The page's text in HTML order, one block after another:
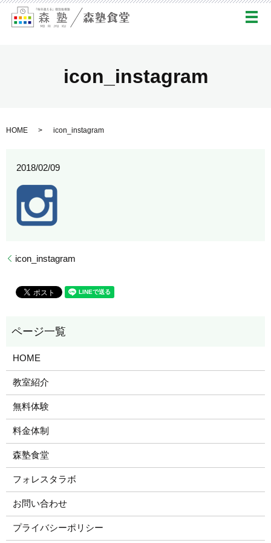
メ
icon_instagram
HOME icon_instagram
2018/02/09
icon_instagram
HOME
教室紹介
無料体験
料金体制
森塾食堂
フォレスタラボ
お問い合わせ
プライバシーポリシー